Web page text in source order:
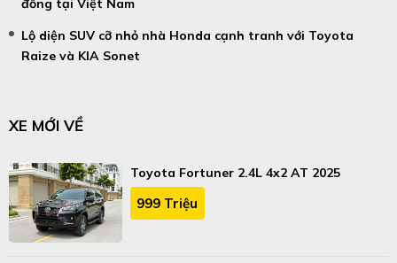
đồng tại Việt Nam
Lộ diện SUV cỡ nhỏ nhà Honda cạnh tranh với Toyota
Raize và KIA Sonet
XE MỚI VỀ
Toyota Fortuner 2.4L 4x2 AT 2025
999 Triệu